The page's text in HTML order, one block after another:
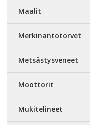
Maalit
Merkinantotorvet
Metsästysveneet
Moottorit
Mukitelineet